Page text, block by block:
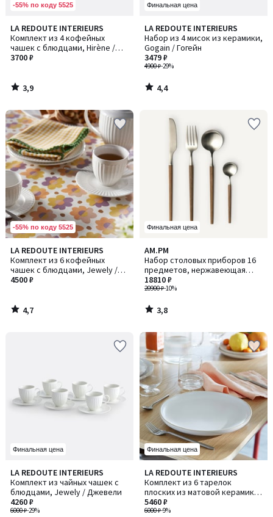
-55% по коду 5525
LA REDOUTE INTERIEURS
Комплект из 4 кофейных
чашек с блюдцами, Hirène /
Хирен
3700 ₽
3,9
/ 5
3,9
/
Финальная цена
LA REDOUTE INTERIEURS
Набор из 4 мисок из керамики,
Gogain / Гогейн
4900 ₽-29%
3479 ₽
4,4
/ 5
4,4
/
-55% по коду 5525
LA REDOUTE INTERIEURS
Комплект из 6 кофейных
чашек с блюдцами, Jewely /
Джевели
4500 ₽
4,7
/ 5
4,7
/
Финальная цена
AM.PM
Набор столовых приборов 16
предметов, нержавеющая
сталь и ясень, EMAKO / ЭМАКО
20900 ₽-10%
18810 ₽
3,8
/ 5
3,8
/
Финальная цена
LA REDOUTE INTERIEURS
Комплект из чайных чашек с
блюдцами, Jewely / Джевели
6000 ₽-29%
4260 ₽
4,8
/ 5
Финальная цена
LA REDOUTE INTERIEURS
Комплект из 6 тарелок
плоских из матовой керамики,
Nordik / Нордик
6000 ₽-9%
5460 ₽
3,7
/ 5